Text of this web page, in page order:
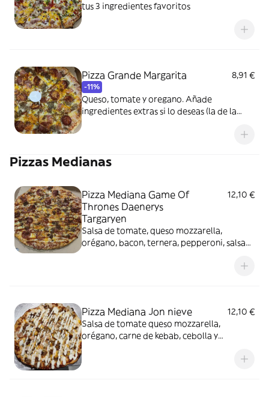
tus 3 ingredientes favoritos
Pizza Grande Margarita
-11%
8,91 €
Queso, tomate y oregano. Añade
ingredientes extras si lo deseas (la de la
Pizzas Medianas
Pizza Mediana Game Of
Thrones Daenerys
Targaryen
12,10 €
Salsa de tomate, queso mozzarella,
orégano, bacon, ternera, pepperoni, salsa
Pizza Mediana Jon nieve
12,10 €
Salsa de tomate queso mozzarella,
orégano, carne de kebab, cebolla y